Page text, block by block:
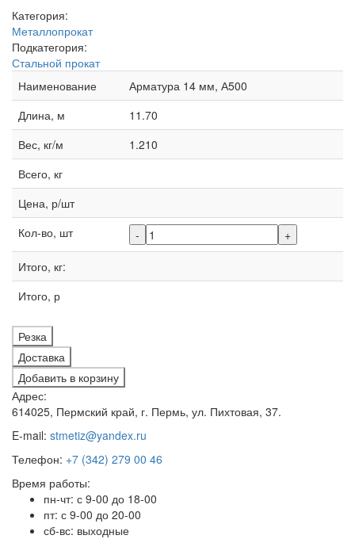
Категория:
Металлопрокат
Подкатегория:
Стальной прокат
Наименование
Арматура 14 мм, А500
Длина, м
11.70
Вес, кг/м
1.210
Всего, кг
Цена, р/шт
Кол-во, шт
-
+
Итого, кг:
Итого, р
Резка
Доставка
Добавить в корзину
Адрес:
614025, Пермский край, г. Пермь, ул. Пихтовая, 37.
E-mail: stmetiz@yandex.ru
Телефон: +7 (342) 279 00 46
Время работы:
пн-чт: с 9-00 до 18-00
пт: с 9-00 до 20-00
сб-вс: выходные